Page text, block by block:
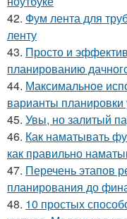
42. Фум лента для
ленту
43. Просто и
планированию
44. Максимальное
варианты планировки
45. Увы, но залитый
46. Как наматывать
как правильно
47. Перечень этапов
планирования до
48. 10 простых